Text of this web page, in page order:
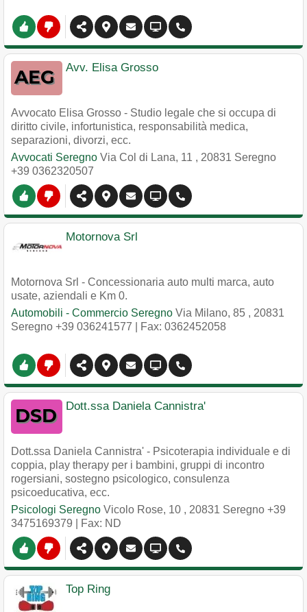
Avv. Elisa Grosso
Avvocato Elisa Grosso - Studio legale che si occupa di
diritto civile, infortunistica, responsabilità medica,
separazioni, divorzi, ecc.
Avvocati Seregno Via Col di Lana, 11 , 20831 Seregno
+39 0362320507
Motornova Srl
Motornova Srl - Concessionaria auto multi marca, auto
usate, aziendali e Km 0.
Automobili - Commercio Seregno Via Milano, 85 , 20831
Seregno +39 036241577 | Fax: 0362452058
Dott.ssa Daniela Cannistra'
Dott.ssa Daniela Cannistra' - Psicoterapia individuale e di
coppia, play therapy per i bambini, gruppi di incontro
rogersiani, sostegno psicologico, consulenza
psicoeducativa, ecc.
Psicologi Seregno Vicolo Rose, 10 , 20831 Seregno +39
3475169379 | Fax: ND
Top Ring